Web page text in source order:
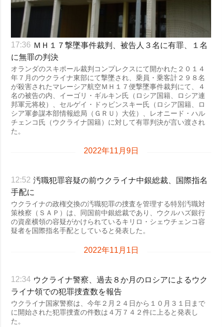
17:36 ＭＨ１７撃墜事件裁判、被告人３名に有罪、１名
に無罪の判決
オランダのスキポール裁判コンプレクスにて開かれた２０１４
年７月のウクライナ東部にて撃墜され、乗員・乗客計２９８名
が殺害されたマレーシア航空ＭＨ１７便撃墜事件裁判にて、４
名の被告の内、イーゴリ・ギルキン氏（ロシア国籍、ロシア連
邦軍元将校）、セルゲイ・ドゥビンスキー氏（ロシア国籍、ロ
シア軍参謀本部情報総局（ＧＲＵ）大佐）、レオニード・ハル
チェンコ氏（ウクライナ国籍）に対して有罪判決が言い渡され
た。
2022年11月9日
12:52 汚職犯罪容疑の前ウクライナ中銀総裁、国際指名
手配に
ウクライナの政権交換の汚職犯罪の捜査を管理する特別汚職対
策検察（ＳＡＰ）は、同国前中銀総裁であり、ウクルハズ銀行
の資産横領の容疑がかけられているキリロ・シェウチェンコ容
疑者を国際指名手配としていると発表した。
2022年11月1日
12:34 ウクライナ警察、過去８か月のロシアによるウク
ライナ領での犯罪捜査数を報告
ウクライナ国家警察は、今年２月２４日から１０月３１日まで
に開始された犯罪捜査の件数は４万７４２件に上ると発表し
た。